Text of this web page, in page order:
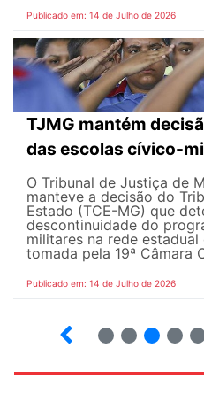
Publicado em: 14 de Julho de 2026
TJMG mantém
das escolas cívico-
O Tribunal de Justiça de
manteve a decisão do
Estado (TCE-MG) que
descontinuidade do
militares na rede
tomada pela 19ª Câmara
Publicado em: 14 de Julho de 2026